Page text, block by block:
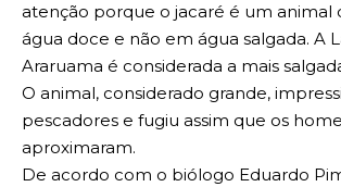
atenção porque o jacaré é um animal
água doce e não em água salgada. A
Araruama é considerada a mais
O animal, considerado grande,
pescadores e fugiu assim que os
aproximaram.
De acordo com o biólogo Eduardo